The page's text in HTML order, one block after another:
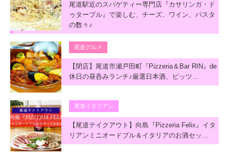
尾道駅近のスパゲティー専門店『カサリンガ・ド
ゥターブル』で楽しむ、チーズ、ワイン、パスタ
の数々♪
尾道グルメ
【閉店】尾道市瀬戸田町『Pizzeria＆Bar RIN』de
休日の昼呑みランチ♪厳選日本酒、ピッツ…
尾道イタリアン
【尾道テイクアウト】向島『Pizzeria Felix』イタ
リアンミニオードブル＆イタリアのお酒セッ…